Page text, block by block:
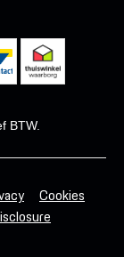
BTW.
Cookies